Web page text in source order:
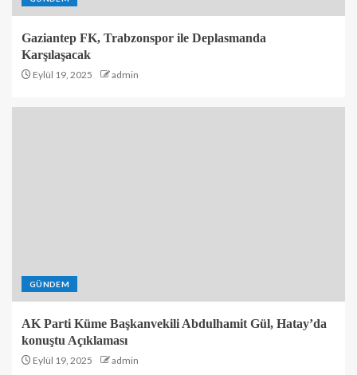
Gaziantep FK, Trabzonspor ile Deplasmanda
Karşılaşacak
Eylül 19, 2025 admin
GÜNDEM
AK Parti Küme Başkanvekili Abdulhamit Gül, Hatay’da
konuştu Açıklaması
Eylül 19, 2025 admin